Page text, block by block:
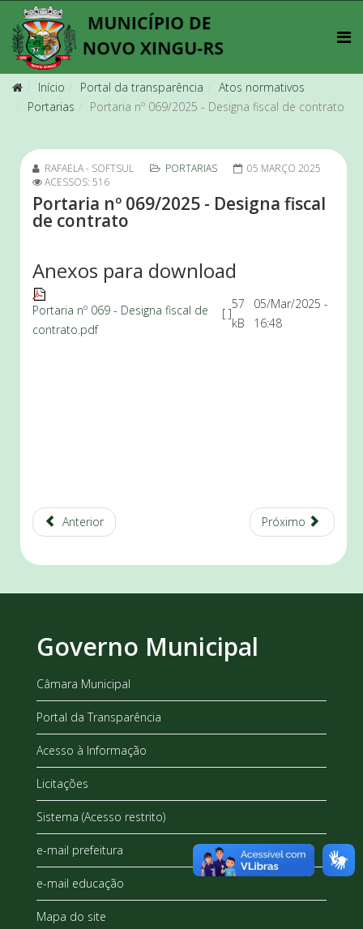
Início Portal da transparência
Atos normativos
Portarias
Portaria nº 069/2025 - Designa fiscal de contrato
RAFAELA - SOFTSUL PORTARIAS
05 MARÇO 2025
ACESSOS: 516
Portaria nº 069/2025 - Designa fiscal
de contrato
Anexos para download
Portaria nº 069 - Designa fiscal de
contrato.pdf
[ ]
57
kB
05/Mar/2025 -
16:48
Anterior Próximo
Governo Municipal
Câmara Municipal
Portal da Transparência
Acesso à Informação
Licitações
Sistema (Acesso restrito)
e-mail prefeitura
e-mail educação
Mapa do site